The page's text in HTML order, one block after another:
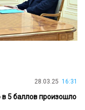
28.03.25 16:31
5 баллов произошло